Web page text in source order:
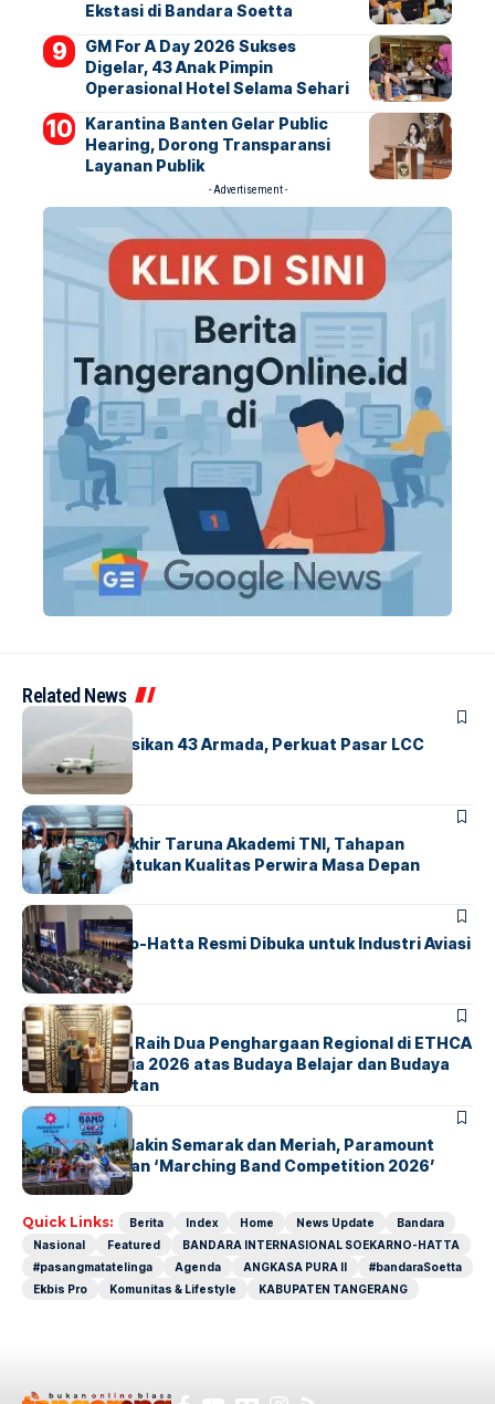
Ekstasi di Bandara Soetta
GM For A Day 2026 Sukses
Digelar, 43 Anak Pimpin
Operasional Hotel Selama Sehari
Karantina Banten Gelar Public
Hearing, Dorong Transparansi
Layanan Publik
- Advertisement -
Related News
BANDARA
Citilink Operasikan 43 Armada, Perkuat Pasar LCC
Nasional
BERITA
Sidang Pantukhir Taruna Akademi TNI, Tahapan
Strategis Tentukan Kualitas Perwira Masa Depan
BANDARA BERITA
IALC Soekarno-Hatta Resmi Dibuka untuk Industri Aviasi
Dunia
BERITA
ParagonCorp Raih Dua Penghargaan Regional di ETHCA
Southeast Asia 2026 atas Budaya Belajar dan Budaya
Kebermanfaatan
BERITA INDEX
Akhir Pekan Makin Semarak dan Meriah, Paramount
Petals Hadirkan ‘Marching Band Competition 2026’
Quick Links: Berita Index Home News Update
Bandara
Nasional
Featured
BANDARA INTERNASIONAL SOEKARNO-HATTA
#pasangmatatelinga
Agenda ANGKASA PURA II
#bandaraSoetta
Ekbis Pro
Komunitas & Lifestyle KABUPATEN TANGERANG